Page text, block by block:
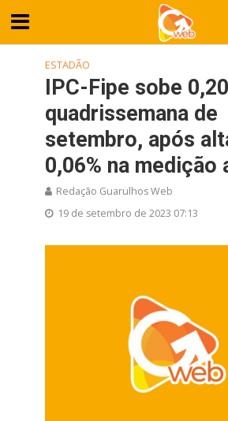
ESTADÃO
IPC-Fipe sobe
quadrissemana de
setembro, após
0,06% na medição
Redação Guarulhos Web
19 de setembro de 2023 07:13